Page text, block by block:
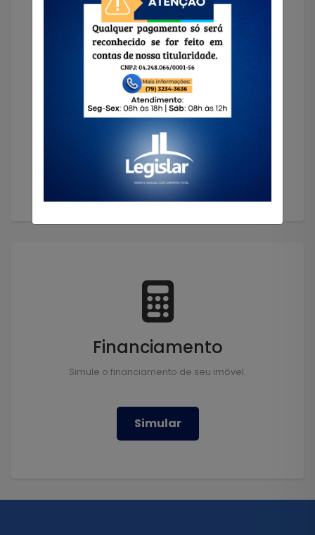
Solicitar Imóvel
Encontramos o imóvel que você precisa!
Solicitar
Financiamento
Simule o financiamento de seu imóvel.
Simular